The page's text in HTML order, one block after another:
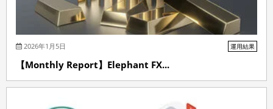
2026年1月5日 運用結果
【Monthly Report】Elephant FX...